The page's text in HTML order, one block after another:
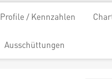
Profile / Kennzahlen
Ausschüttungen